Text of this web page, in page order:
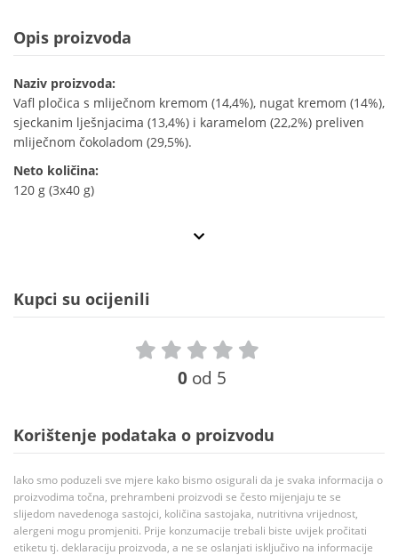
Opis proizvoda
Naziv proizvoda:
Vafl pločica s mliječnom kremom (14,4%), nugat kremom (14%),
sjeckanim lješnjacima (13,4%) i karamelom (22,2%) preliven
mliječnom čokoladom (29,5%).
Neto količina:
120 g (3x40 g)
Kupci su ocijenili
0 od 5
Korištenje podataka o proizvodu
Iako smo poduzeli sve mjere kako bismo osigurali da je svaka informacija o
proizvodima točna, prehrambeni proizvodi se često mijenjaju te se
slijedom navedenoga sastojci, količina sastojaka, nutritivna vrijednost,
alergeni mogu promjeniti. Prije konzumacije trebali biste uvijek pročitati
etiketu tj. deklaraciju proizvoda, a ne se oslanjati isključivo na informacije